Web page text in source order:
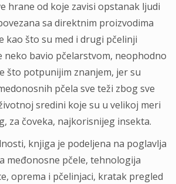
hrane od koje zavisi opstanak ljudi
sa direktnim proizvodima
kao što su med i drugi pčelinji
neko bavio pčelarstvom, neophodno
što potpunijim znanjem, jer su
pčela sve teži zbog sve
sredini koje su u velikoj meri
za čoveka, najkorisnijeg insekta.
knjiga je podeljena na poglavlja
međonosne pčele, tehnologija
oprema i pčelinjaci, kratak pregled